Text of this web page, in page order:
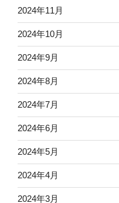
2024年11月
2024年10月
2024年9月
2024年8月
2024年7月
2024年6月
2024年5月
2024年4月
2024年3月